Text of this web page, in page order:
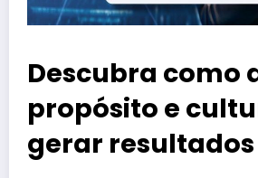
Descubra como
propósito e
gerar